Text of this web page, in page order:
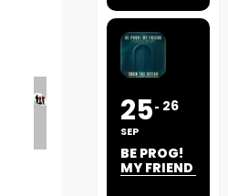
25
SEP
26
BE PROG!
MY FRIEND